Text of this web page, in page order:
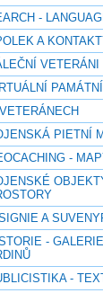
-
A
VETERÁNI
PIETNÍ
-
A
- GALERIE
-